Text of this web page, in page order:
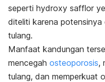
seperti hydroxy safflor
diteliti karena potensinya
tulang.
Manfaat kandungan
mencegah osteoporosis,
tulang, dan memperkuat